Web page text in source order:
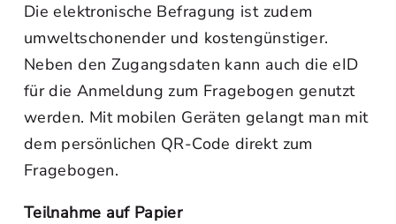
Die elektronische Befragung ist zudem
umweltschonender und kostengünstiger.
Neben den Zugangsdaten kann auch die eID
für die Anmeldung zum Fragebogen genutzt
werden. Mit mobilen Geräten gelangt man mit
dem persönlichen QR-Code direkt zum
Fragebogen.
Teilnahme auf Papier